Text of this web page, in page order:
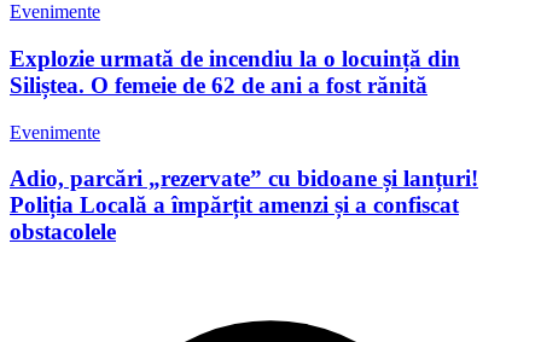
Evenimente
Explozie urmată de incendiu la o locuință din
Siliștea. O femeie de 62 de ani a fost rănită
Evenimente
Adio, parcări „rezervate” cu bidoane și lanțuri!
Poliția Locală a împărțit amenzi și a confiscat
obstacolele